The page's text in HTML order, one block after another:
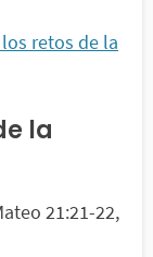
retos de la
la
21:21-22,